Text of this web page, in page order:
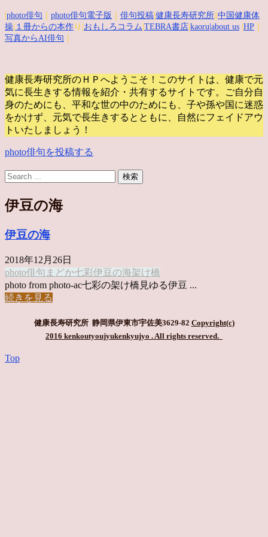
photo俳句 photo俳句電子版 俳句投稿 健康長寿研究所 中国健康体
操 １冊からの本作 り| おもしろコラム TEBRA書店 kaoru |about us HP
写真からAI俳句
健康長寿研究所のＨＰへようこそ！このサイトは、健康で元
気に長生きする情報を紹介・共有するサイトです。
ご自分自
身のためにも、平和な世の中のためにも、子や孫や国に迷惑
をかけず、元気で長生きするとともに、自然にフェイドアウ
トいたしましょう！
photo俳句を投稿する
伊豆の海
伊豆の海
2018年12月26日
photo俳句 まどか七彩伊豆の海架け橋
photo from photo-ac七彩の架け橋見ゆる伊豆 ...
続きを見る
健康長寿研究所 静岡県伊東市宇佐美3629-82 Copyright(c)
2016 kenkoutyoujyukenkyujyo . All rights reserved.
Top